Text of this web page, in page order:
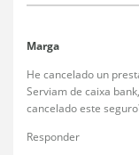
Marga
He cancelado un
Serviam de caixa
cancelado este
Responder